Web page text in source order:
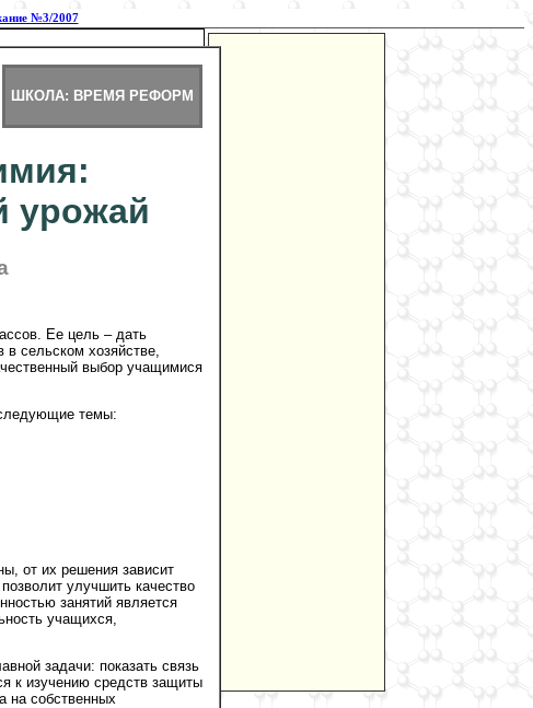
№3/2007
ШКОЛА: ВРЕМЯ РЕФОРМ
урожай
Ее цель – дать
сельском хозяйстве,
выбор учащимися
темы:
от их решения зависит
улучшить качество
занятий является
учащихся,
задачи: показать связь
к изучению средств защиты
на собственных